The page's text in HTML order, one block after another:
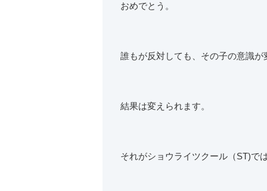
おめでとう。
誰もが反対しても、その子の意識が
結果は変えられます。
それがショウライツクール（ST)で